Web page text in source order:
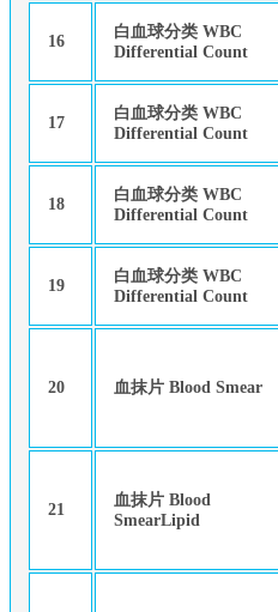
16
白血球分类 WBC
Differential Count
17
白血球分类 WBC
Differential Count
18
白血球分类 WBC
Differential Count
19
白血球分类 WBC
Differential Count
20 血抹片 Blood Smear
21
血抹片 Blood
SmearLipid